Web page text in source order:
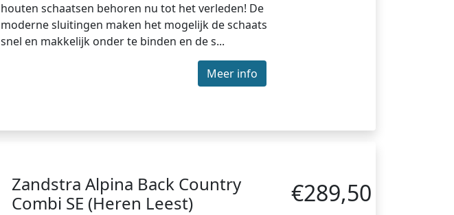
houten schaatsen behoren nu tot het verleden! De
moderne sluitingen maken het mogelijk de schaats
snel en makkelijk onder te binden en de s...
Meer info
Zandstra Alpina Back Country
Combi SE (Heren Leest)
€289,50